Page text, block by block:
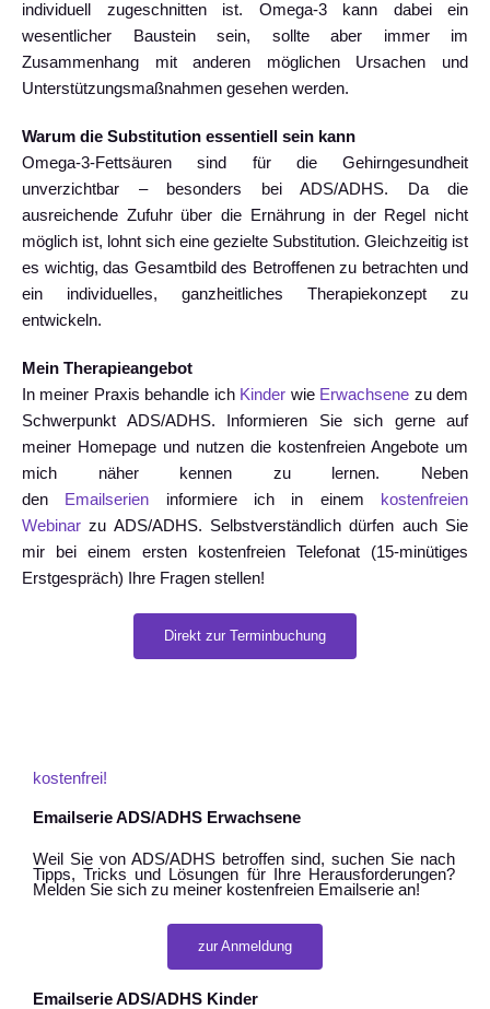
individuell zugeschnitten ist. Omega-3 kann dabei ein
wesentlicher Baustein sein, sollte aber immer im
Zusammenhang mit anderen möglichen Ursachen und
Unterstützungsmaßnahmen gesehen werden.
Warum die Substitution essentiell sein kann
Omega-3-Fettsäuren sind für die Gehirngesundheit
unverzichtbar – besonders bei ADS/ADHS. Da die
ausreichende Zufuhr über die Ernährung in der Regel nicht
möglich ist, lohnt sich eine gezielte Substitution. Gleichzeitig ist
es wichtig, das Gesamtbild des Betroffenen zu betrachten und
ein individuelles, ganzheitliches Therapiekonzept zu
entwickeln.
Mein Therapieangebot
In meiner Praxis behandle ich Kinder wie Erwachsene zu dem
Schwerpunkt ADS/ADHS. Informieren Sie sich gerne auf
meiner Homepage und nutzen die kostenfreien Angebote um
mich näher kennen zu lernen. Neben
den Emailserien informiere ich in einem kostenfreien
Webinar zu ADS/ADHS. Selbstverständlich dürfen auch Sie
mir bei einem ersten kostenfreien Telefonat (15-minütiges
Erstgespräch) Ihre Fragen stellen!
Direkt zur Terminbuchung
kostenfrei!
Emailserie ADS/ADHS Erwachsene
Weil Sie von ADS/ADHS betroffen sind, suchen Sie nach
Tipps, Tricks und Lösungen für Ihre Herausforderungen?
Melden Sie sich zu meiner kostenfreien Emailserie an!
zur Anmeldung
Emailserie ADS/ADHS Kinder